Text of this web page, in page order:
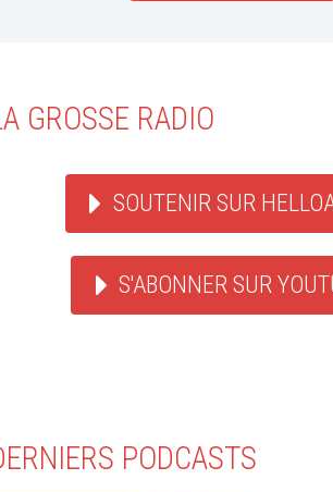
GROSSE RADIO
SOUTENIR SUR
S'ABONNER SUR
PODCASTS